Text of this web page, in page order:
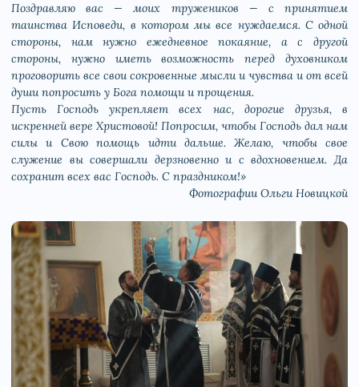
Поздравляю вас — моих тружеников — с принятием
таинства Исповеди, в котором мы все нуждаемся. С одной
стороны, нам нужно ежедневное покаяние, а с другой
стороны, нужно иметь возможность перед духовником
проговорить все свои сокровенные мысли и чувства и от всей
души попросить у Бога помощи и прощения.
Пусть Господь укрепляет всех нас, дорогие друзья, в
искренней вере Христовой! Попросим, чтобы Господь дал нам
силы и Свою помощь идти дальше. Желаю, чтобы свое
служение вы совершали дерзновенно и с вдохновением. Да
сохранит всех вас Господь. С праздником!»
Фотографии Ольги Новицкой